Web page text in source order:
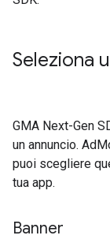
Seleziona
GMA Next-Gen
un annuncio.
puoi scegliere
tua app.
Banner